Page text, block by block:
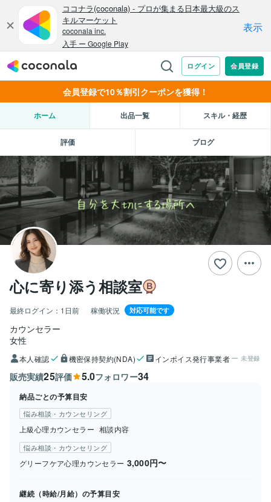
会員登録で10％割引クーポンを獲得！
ホーム 出品一覧 スキル・経歴
評価 ブログ
心に寄り添う相談室
最終ログイン： 1日前 稼働状況 対応可能です
カウンセラー
女性
本人確認 機密保持契約(NDA) インボイス発行事業者 未登録
販売実績25評価 5.0フォロワー34
納品ごとの予算目安
悩み相談・カウンセリング
上級心理カウンセラー 相談内容
悩み相談・カウンセリング
グリーフケア心理カウンセラー 3,000円〜
継続（時給/月給）の予算目安